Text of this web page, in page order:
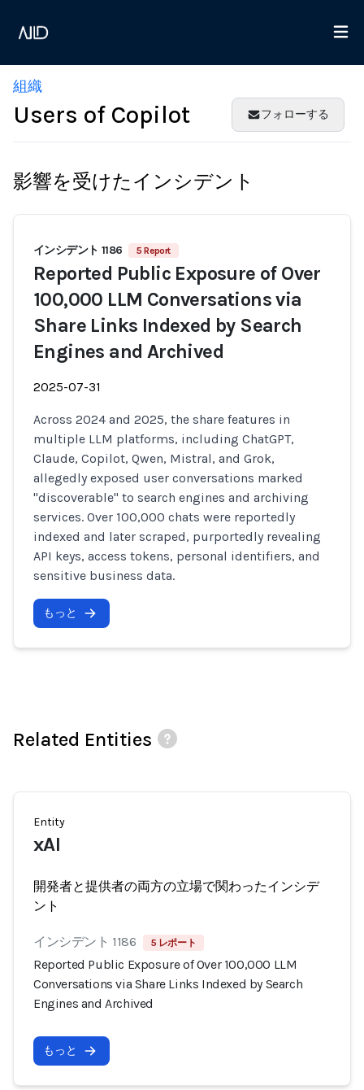
組織
Users of Copilot フォローする
影響を受けたインシデント
インシデント 1186 5 Report
Reported Public Exposure of Over
100,000 LLM Conversations via
Share Links Indexed by Search
Engines and Archived
2025-07-31
Across 2024 and 2025, the share features in
multiple LLM platforms, including ChatGPT,
Claude, Copilot, Qwen, Mistral, and Grok,
allegedly exposed user conversations marked
"discoverable" to search engines and archiving
services. Over 100,000 chats were reportedly
indexed and later scraped, purportedly revealing
API keys, access tokens, personal identifiers, and
sensitive business data.
もっと
Related Entities
Entity
xAI
開発者と提供者の両方の立場で関わったインシデ
ント
インシデント 1186 5 レポート
Reported Public Exposure of Over 100,000 LLM
Conversations via Share Links Indexed by Search
Engines and Archived
もっと